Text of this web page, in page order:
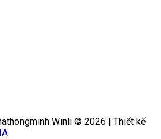
Winli © 2026 | Thiết kế